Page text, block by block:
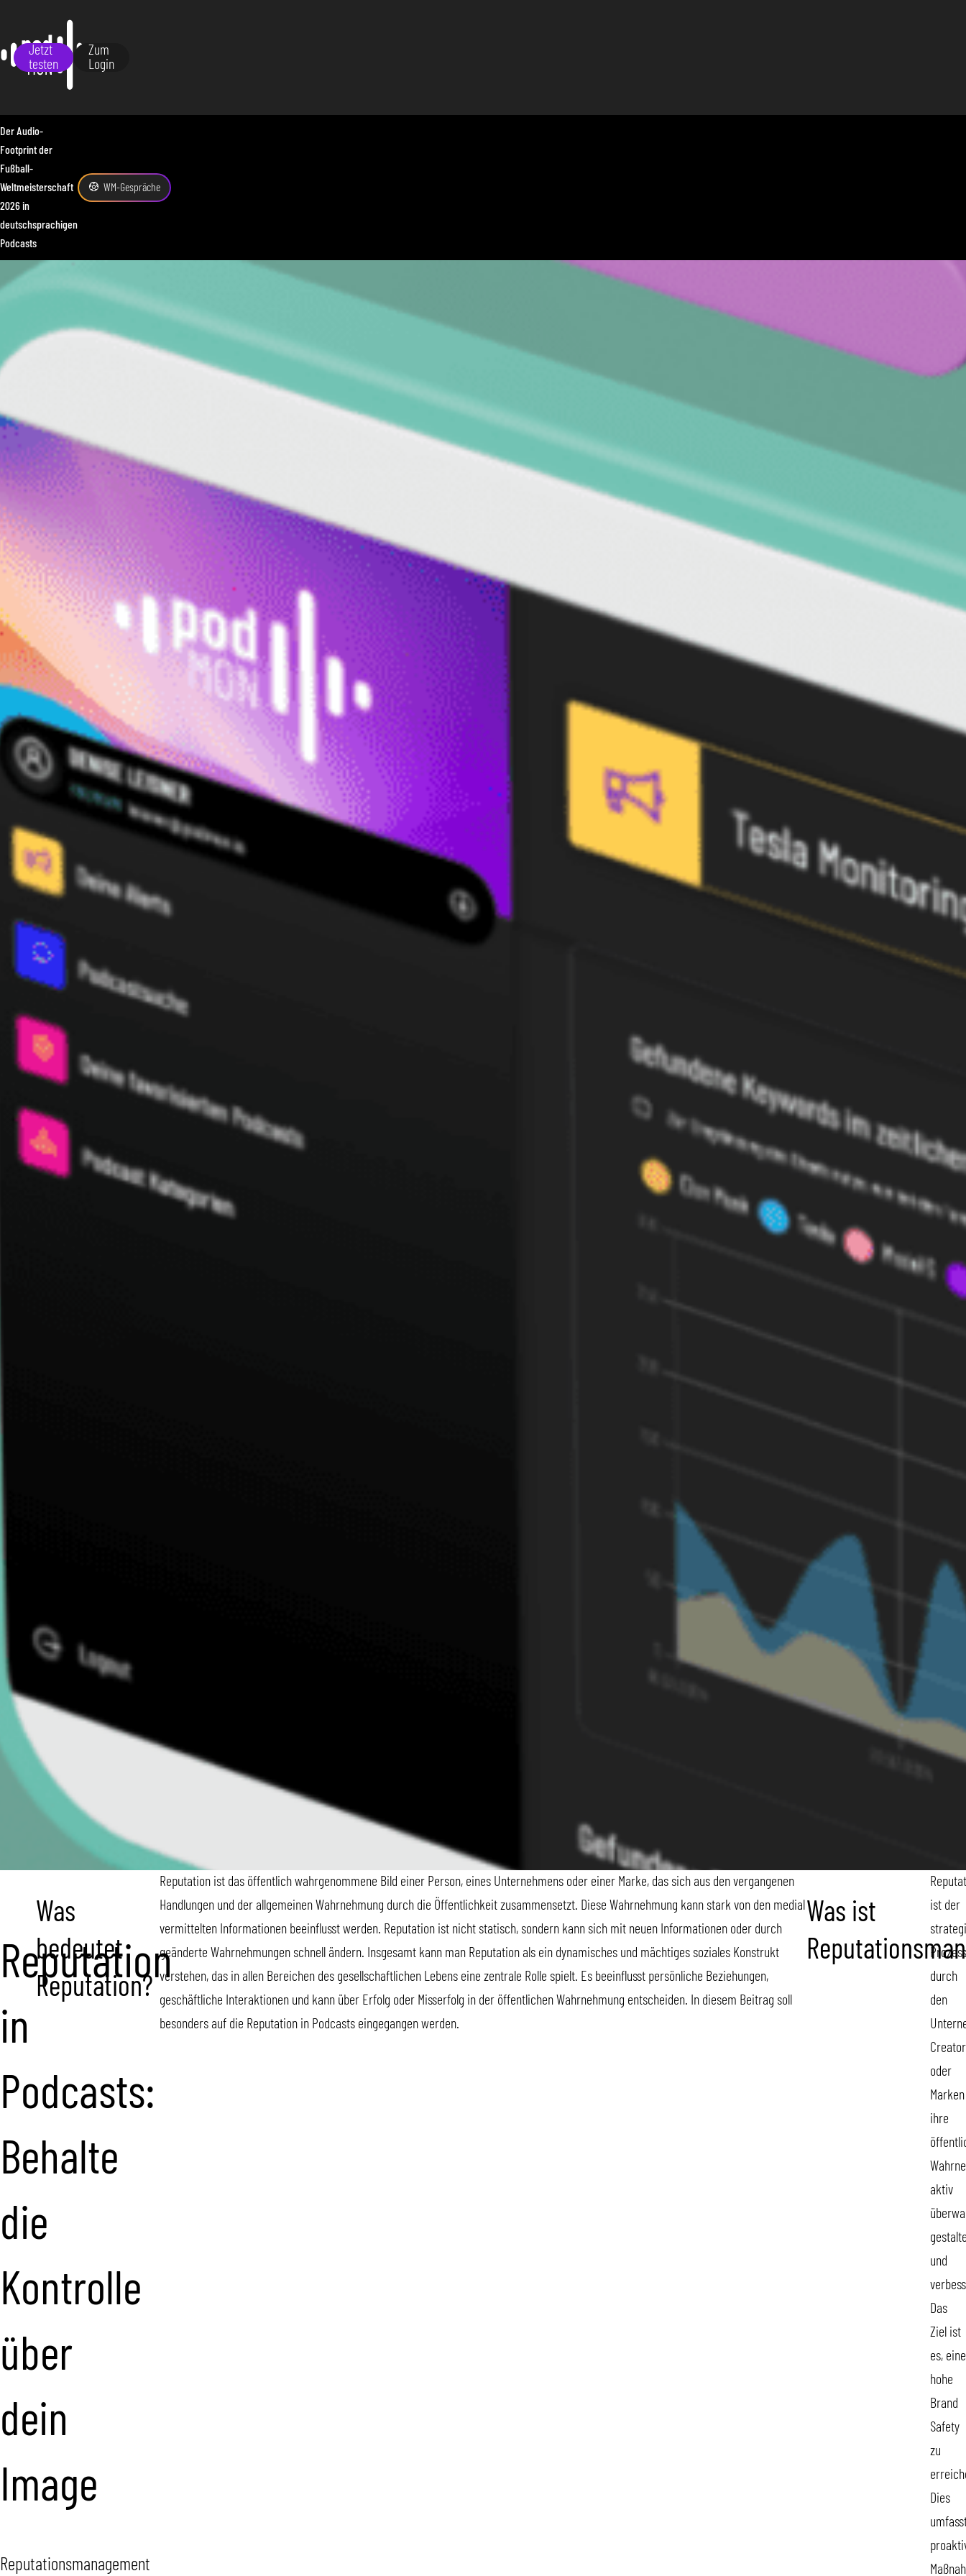
Jetzt
testen
Zum
Login
Der Audio-
Footprint der
Fußball-
Weltmeisterschaft
2026 in
deutschsprachigen
Podcasts
WM-Gespräche
Reputation
in
Podcasts:
Behalte
die
Kontrolle
über
dein
Image
Reputationsmanagement
Was
bedeutet
Reputation?
Reputation ist das öffentlich wahrgenommene Bild einer Person, eines Unternehmens oder einer Marke, das sich aus den vergangenen
Handlungen und der allgemeinen Wahrnehmung durch die Öffentlichkeit zusammensetzt. Diese Wahrnehmung kann stark von den medial
vermittelten Informationen beeinflusst werden. Reputation ist nicht statisch, sondern kann sich mit neuen Informationen oder durch
geänderte Wahrnehmungen schnell ändern. Insgesamt kann man Reputation als ein dynamisches und mächtiges soziales Konstrukt
verstehen, das in allen Bereichen des gesellschaftlichen Lebens eine zentrale Rolle spielt. Es beeinflusst persönliche Beziehungen,
geschäftliche Interaktionen und kann über Erfolg oder Misserfolg in der öffentlichen Wahrnehmung entscheiden. In diesem Beitrag soll
besonders auf die Reputation in Podcasts eingegangen werden.
Was ist
ist der
durch
den
Creator
oder
Marken
ihre
aktiv
und
Das
Ziel ist
es, eine
hohe
Brand
Safety
zu
Dies